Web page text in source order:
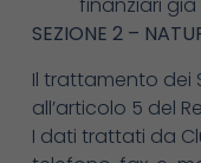
finanziari già
SEZIONE 2 –
Il trattamento dei
all’articolo 5 del
I dati trattati da